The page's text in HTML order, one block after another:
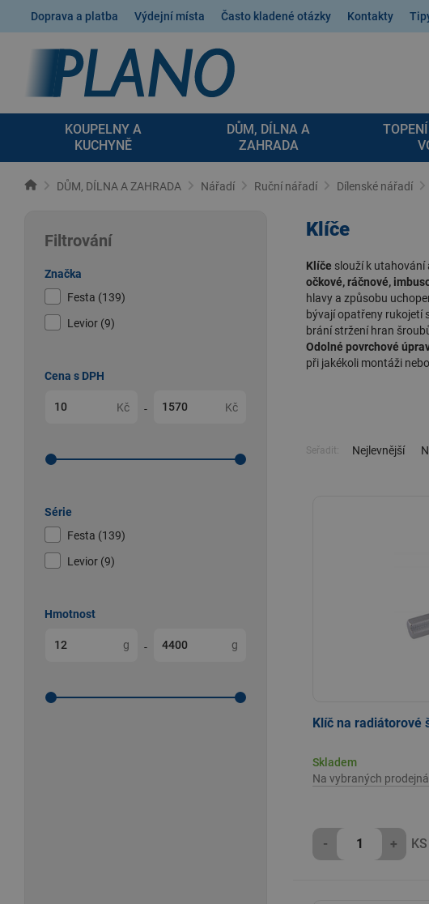
Doprava a platba Výdejní místa Často kladené otázky Kontakty
KOUPELNY A
KUCHYNĚ
DŮM, DÍLNA A
ZAHRADA
DŮM, DÍLNA A ZAHRADA Nářadí Ruční nářadí Dílenské nářadí
Filtrování
Značka
Festa (139)
Levior (9)
Cena s DPH
Kč - Kč
Série
Festa (139)
Levior (9)
Hmotnost
g - g
Klíče
Klíče slouží k utahování
očkové, ráčnové,
hlavy a způsobu
bývají opatřeny rukojetí
brání stržení hran
Odolné povrchové
při jakékoli montáži
Seřadit: Nejlevnější
Klíč na radiátorové
Skladem
Na vybraných
- + KS